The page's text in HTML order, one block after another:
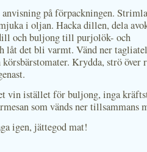
på förpackningen.
i oljan. Hacka dillen, dela
och buljong till purjolök- och
låt det bli varmt. Vänd ner
Krydda, strö över
vin istället för buljong, inga
som vänds ner tillsammans
igen, jättegod mat!